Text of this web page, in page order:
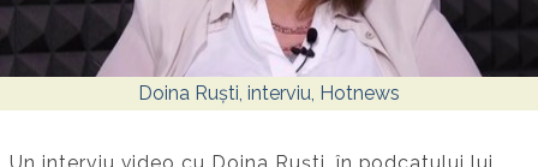
Doina Ruști, interviu, Hotnews